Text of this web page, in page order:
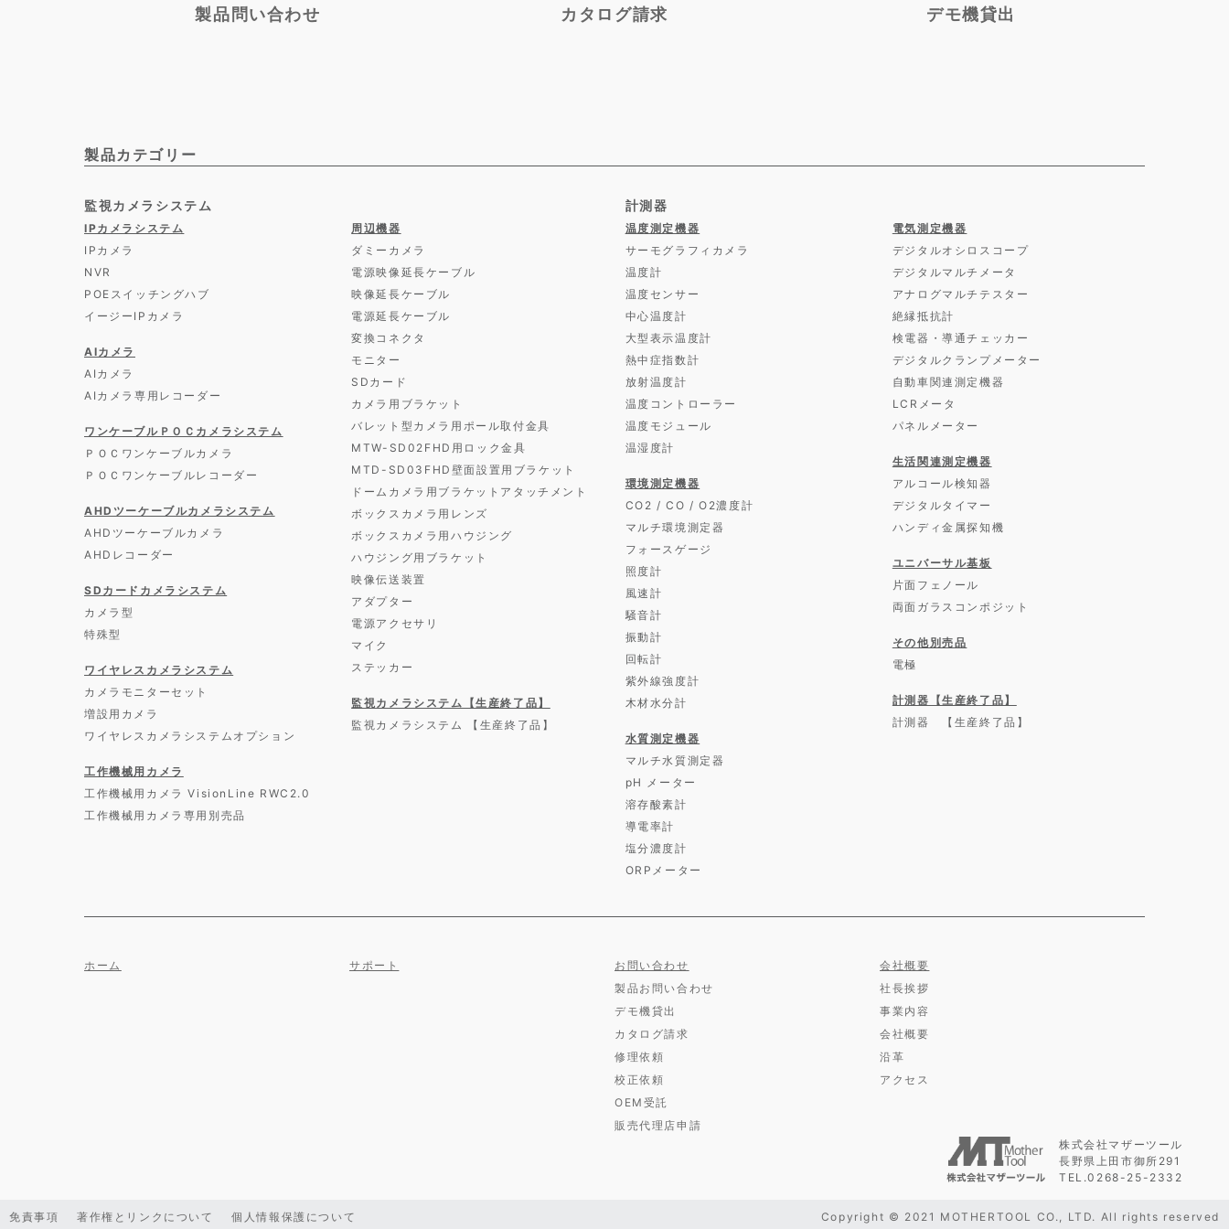
製品問い合わせ カタログ請求 デモ機貸出
製品カテゴリー
監視カメラシステム
IPカメラシステム
IPカメラ
NVR
POEスイッチングハブ
イージーIPカメラ
AIカメラ
AIカメラ
AIカメラ専用レコーダー
ワンケーブルＰＯＣカメラシステム
ＰＯＣワンケーブルカメラ
ＰＯＣワンケーブルレコーダー
AHDツーケーブルカメラシステム
AHDツーケーブルカメラ
AHDレコーダー
SDカードカメラシステム
カメラ型
特殊型
ワイヤレスカメラシステム
カメラモニターセット
増設用カメラ
ワイヤレスカメラシステムオプション
工作機械用カメラ
工作機械用カメラ VisionLine RWC2.0
工作機械用カメラ専用別売品
周辺機器
ダミーカメラ
電源映像延長ケーブル
映像延長ケーブル
電源延長ケーブル
変換コネクタ
モニター
SDカード
カメラ用ブラケット
バレット型カメラ用ポール取付金具
MTW-SD02FHD用ロック金具
MTD-SD03FHD壁面設置用ブラケット
ドームカメラ用ブラケットアタッチメント
ボックスカメラ用レンズ
ボックスカメラ用ハウジング
ハウジング用ブラケット
映像伝送装置
アダプター
電源アクセサリ
マイク
ステッカー
監視カメラシステム【生産終了品】
監視カメラシステム 【生産終了品】
計測器
温度測定機器
サーモグラフィカメラ
温度計
温度センサー
中心温度計
大型表示温度計
熱中症指数計
放射温度計
温度コントローラー
温度モジュール
温湿度計
環境測定機器
CO2 / CO / O2濃度計
マルチ環境測定器
フォースゲージ
照度計
風速計
騒音計
振動計
回転計
紫外線強度計
木材水分計
水質測定機器
マルチ水質測定器
pH メーター
溶存酸素計
導電率計
塩分濃度計
ORPメーター
電気測定機器
デジタルオシロスコープ
デジタルマルチメータ
アナログマルチテスター
絶縁抵抗計
検電器・導通チェッカー
デジタルクランプメーター
自動車関連測定機器
LCRメータ
パネルメーター
生活関連測定機器
アルコール検知器
デジタルタイマー
ハンディ金属探知機
ユニバーサル基板
片面フェノール
両面ガラスコンポジット
その他別売品
電極
計測器【生産終了品】
計測器 【生産終了品】
ホーム サポート
お問い合わせ
製品お問い合わせ
デモ機貸出
カタログ請求
修理依頼
校正依頼
OEM受託
販売代理店申請
会社概要
社長挨拶
事業内容
会社概要
沿革
アクセス
株式会社マザーツール
長野県上田市御所291
TEL.0268-25-2332
免責事項 著作権とリンクについて 個人情報保護について Copyright © 2021 MOTHERTOOL CO., LTD. All rights reserved